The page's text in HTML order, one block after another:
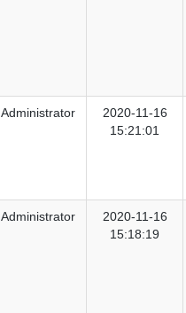
Administrator
2020-11-16
15:21:01
Administrator
2020-11-16
15:18:19